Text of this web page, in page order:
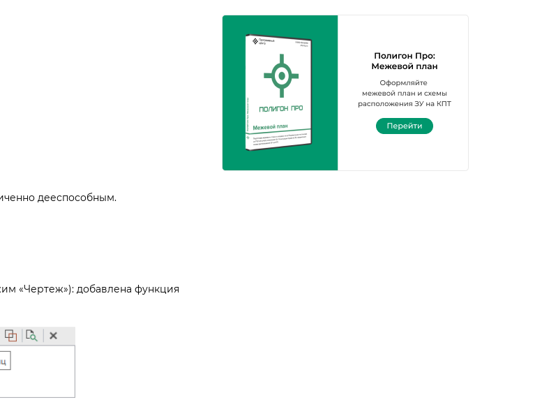
дееспособным.
«Чертеж»): добавлена функция